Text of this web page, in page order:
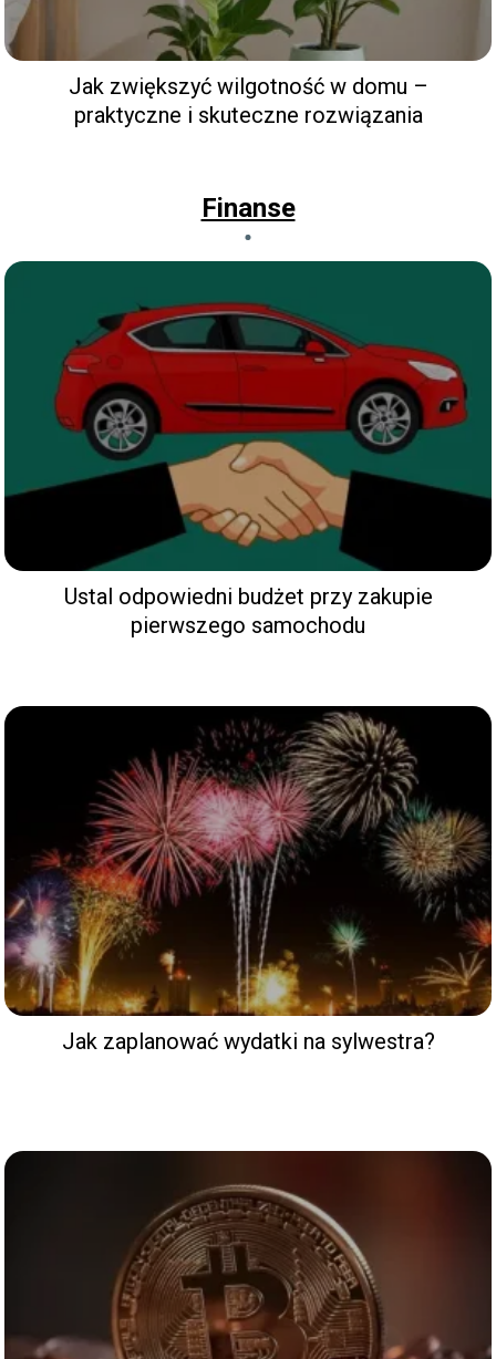
Jak zwiększyć wilgotność w domu –
praktyczne i skuteczne rozwiązania
Finanse
Ustal odpowiedni budżet przy zakupie
pierwszego samochodu
Jak zaplanować wydatki na sylwestra?